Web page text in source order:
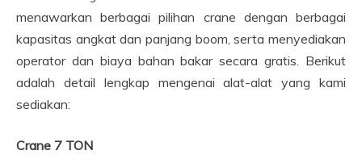
menawarkan berbagai pilihan crane dengan berbagai
kapasitas angkat dan panjang boom, serta menyediakan
operator dan biaya bahan bakar secara gratis. Berikut
adalah detail lengkap mengenai alat-alat yang kami
sediakan:
Crane 7 TON